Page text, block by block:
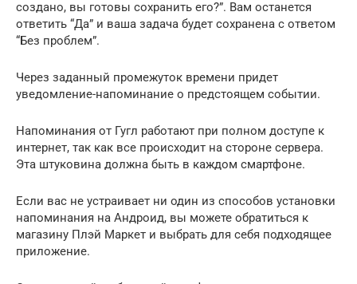
создано, вы готовы сохранить его?”. Вам останется
ответить “Да” и ваша задача будет сохранена с ответом
“Без проблем”.
Через заданный промежуток времени придет
уведомление-напоминание о предстоящем событии.
Напоминания от Гугл работают при полном доступе к
интернет, так как все происходит на стороне сервера.
Эта штуковина должна быть в каждом смартфоне.
Если вас не устраивает ни один из способов установки
напоминания на Андроид, вы можете обратиться к
магазину Плэй Маркет и выбрать для себя подходящее
приложение.